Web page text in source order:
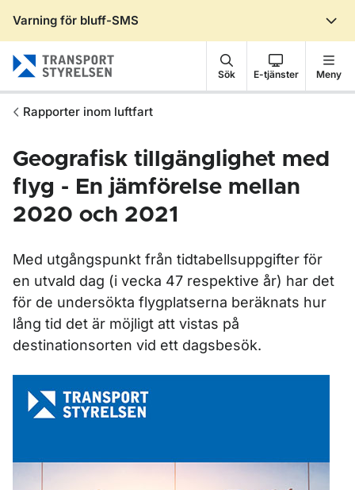
Varning för bluff-SMS
Sök E-tjänster Meny
Rapporter inom luftfart
Geografisk tillgänglighet med
flyg - En jämförelse mellan
2020 och 2021
Med utgångspunkt från tidtabellsuppgifter för
en utvald dag (i vecka 47 respektive år) har det
för de undersökta flygplatserna beräknats hur
lång tid det är möjligt att vistas på
destinationsorten vid ett dagsbesök.